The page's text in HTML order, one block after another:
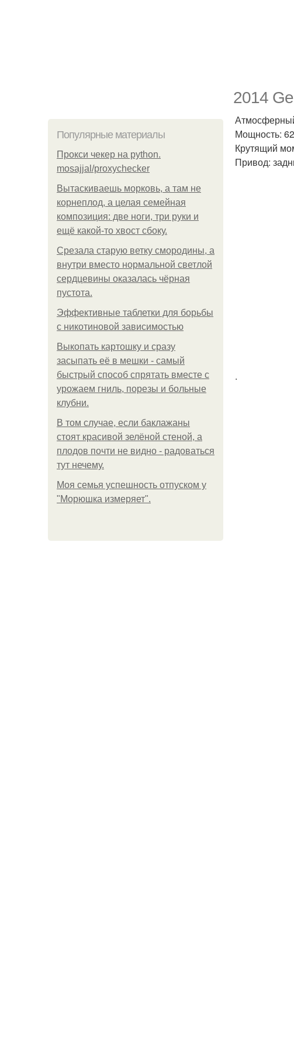
2014
Популярные материалы
Прокси чекер на python.
mosajjal/proxychecker
Вытаскиваешь морковь, а там не
корнеплод, а целая семейная
композиция: две ноги, три руки и
ещё какой-то хвост сбоку.
Срезала старую ветку смородины, а
внутри вместо нормальной светлой
сердцевины оказалась чёрная
пустота.
Эффективные таблетки для борьбы
с никотиновой зависимостью
Выкопать картошку и сразу
засыпать её в мешки - самый
быстрый способ спрятать вместе с
урожаем гниль, порезы и больные
клубни.
В том случае, если баклажаны
стоят красивой зелёной стеной, а
плодов почти не видно - радоваться
тут нечему.
Моя семья успешность отпуском у
"Морюшка измеряет".
Мощность:
Крутящий
Привод:
.